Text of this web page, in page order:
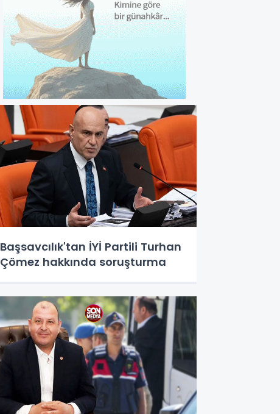
Başsavcılık'tan İYİ Partili Turhan
Çömez hakkında soruşturma